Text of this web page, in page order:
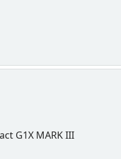
G1X MARK III